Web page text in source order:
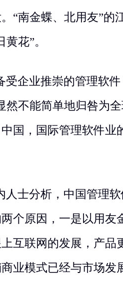
“南金蝶、北用友”的
花”。
企业推崇的管理软件
然不能简单地归咎为
国，国际管理软件业
士分析，中国管理软
个原因，一是以用友
互联网的发展，产品
商业模式已经与市场发